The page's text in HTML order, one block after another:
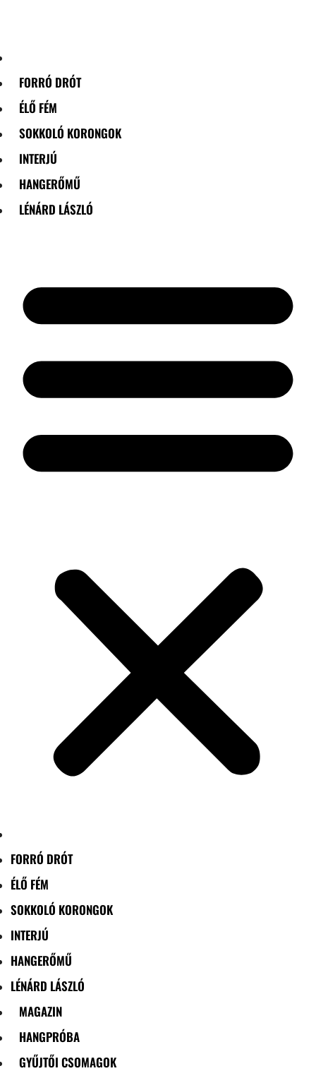
FORRÓ DRÓT
ÉLŐ FÉM
SOKKOLÓ KORONGOK
INTERJÚ
HANGERŐMŰ
LÉNÁRD LÁSZLÓ
FORRÓ DRÓT
ÉLŐ FÉM
SOKKOLÓ KORONGOK
INTERJÚ
HANGERŐMŰ
LÉNÁRD LÁSZLÓ
MAGAZIN
HANGPRÓBA
GYŰJTŐI CSOMAGOK